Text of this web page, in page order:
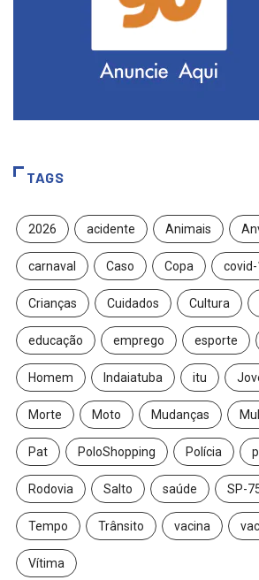
TAGS
2026 acidente Animais
carnaval Caso Copa covid-
Crianças Cuidados Cultura
educação emprego esporte
Homem Indaiatuba itu
Morte Moto Mudanças
Pat PoloShopping Polícia
Rodovia Salto saúde SP-
Tempo Trânsito vacina
Vítima